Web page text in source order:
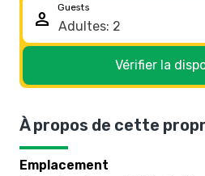
person
Guests
Vérifier la
À propos de cette
Emplacement